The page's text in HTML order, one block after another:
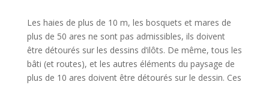
Les haies de plus de 10 m, les bosquets et mares de
plus de 50 ares ne sont pas admissibles, ils doivent
être détourés sur les dessins d’ilôts. De même, tous les
bâti (et routes), et les autres éléments du paysage de
plus de 10 ares doivent être détourés sur le dessin. Ces